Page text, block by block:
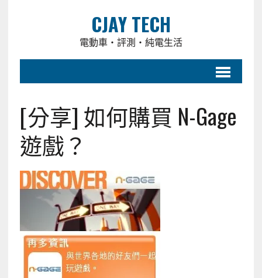
CJAY TECH
電動車・評測・純電生活
[分享] 如何購買 N-Gage
遊戲？